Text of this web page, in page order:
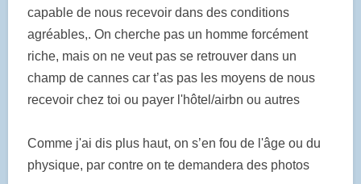
capable de nous recevoir dans des conditions
agréables,. On cherche pas un homme forcément
riche, mais on ne veut pas se retrouver dans un
champ de cannes car t’as pas les moyens de nous
recevoir chez toi ou payer l'hôtel/airbn ou autres
Comme j'ai dis plus haut, on s’en fou de l'âge ou du
physique, par contre on te demandera des photos